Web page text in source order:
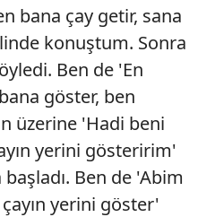
bana çay getir, sana
konuştum. Sonra
Ben de 'En
göster, ben
üzerine 'Hadi beni
yerini gösteririm'
Ben de 'Abim
yerini göster'